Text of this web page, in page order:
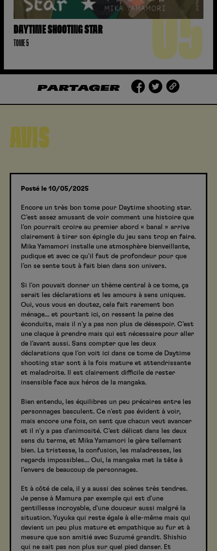
DAYTIME SHOOTING STAR
TOME 5 05
PARTAGER
AVIS
Posté le 10/05/2025
Encore un très bon tome pour Daytime shooting star.
C'est assez amusant de voir comment une histoire que
l'on pourrait croire au premier abord « banal » arrive
clairement à tirer son épingle du jeu sans trop en faire.
Mika Yamamori installe une atmosphère bienveillante,
pudique et avec ce qu'il faut de profondeur pour que
l'on se sente tout à fait bien dans son univers.
Si l'on pouvait donner un thème central à ce tome, ça
serait les déclarations et les amours à sens uniques.
Oui, vous vous en doutez, cela fait rarement bon
ménage… et pourtant ici, on ressent la peine des
éconduits, mais il n'y a pas non plus de désespoir. C'est
une claque à prendre mais qui est nécessaire pour aller
de l'avant aussi. Sans compter que les deux
déclarations que l'on voit ici dans ce tome de Daytime
shooting star sont à la fois mature et attendrissante
et maladroite. Il est clairement difficile de rester
insensible face aux héros de la mangaka.
Bien entendu, les équilibres un peu précaires entre les
personnages basculent. Ce n'est pas évident à voir,
mais encore une fois, on sent que chacun veut avancer
et il n'y a pas d'animosité. C'est délicat dans les deux
sens du terme, et Mika Yamamori le gère tellement
bien. La tristesse, la confusion, les maladresses, les
regards impossibles… Oui, la mangaka met la tête à
l'envers de beaucoup de personnages.
Et à côté de cela, il y a aussi des scènes très tendres.
Je pense à Mamura par exemple qui est d'une
gentillesse incroyable, d'une douceur aussi malgré la
situation. Yuyuka qui reste égale à elle-même mais qui
devient un peu plus mature et empathique au fur et à
mesure que son amitié avec Suzumé grandit. Shishio
qui ne sait pas non plus sur quel pied danser. Et